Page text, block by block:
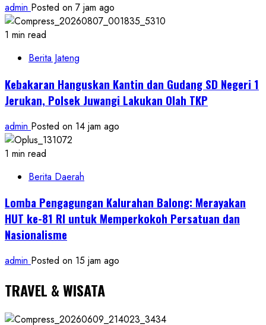
admin Posted on 7 jam ago
1 min read
Berita Jateng
Kebakaran Hanguskan Kantin dan Gudang SD Negeri 1
Jerukan, Polsek Juwangi Lakukan Olah TKP
admin Posted on 14 jam ago
1 min read
Berita Daerah
Lomba Pengagungan Kalurahan Balong: Merayakan
HUT ke-81 RI untuk Memperkokoh Persatuan dan
Nasionalisme
admin Posted on 15 jam ago
TRAVEL & WISATA